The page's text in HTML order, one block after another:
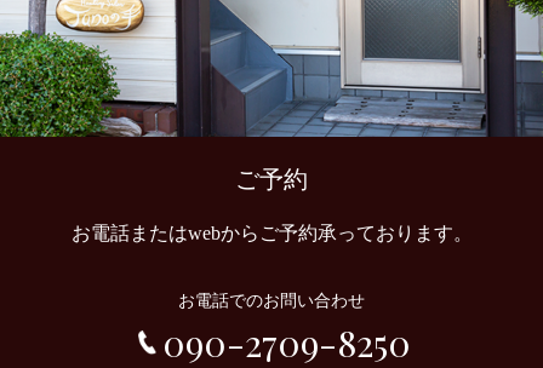
ご予約
お電話またはwebからご予約承っております。
お電話でのお問い合わせ
090-2709-8250